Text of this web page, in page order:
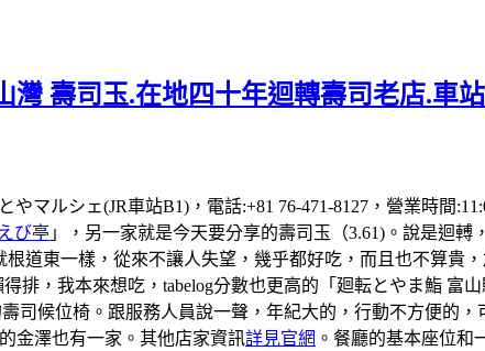
灣 壽司玉.在地四十年迴轉壽司老店.車
やマルシェ(JR車站B1)，電話:+81 76-471-8127，營業時間
び亭 」，另一家就是今天要分享的壽司玉（3.61)。說是迴
道東一樣，從來不讓人失望，幾乎都好吃，而且也不算貴
，我本來想吃，tabelog分數也更高的「廻転とやま鮨 富
司候位椅。跟服務人員說一聲，年紀大的，行動不方便的
金澤也有一家。其他店家資訊詳見官網 。餐廳的基本座位和